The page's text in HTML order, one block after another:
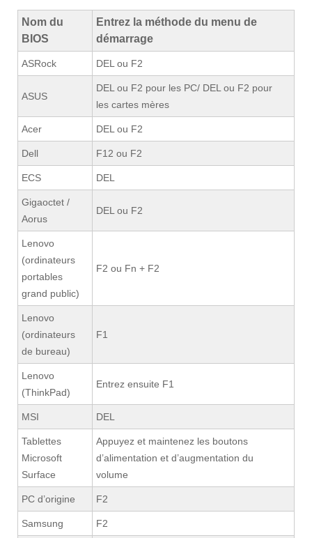
Nom du
BIOS
Entrez la méthode du menu de
démarrage
ASRock DEL ou F2
ASUS
DEL ou F2 pour les PC/ DEL ou F2 pour
les cartes mères
Acer DEL ou F2
Dell F12 ou F2
ECS DEL
Gigaoctet /
Aorus
DEL ou F2
Lenovo
(ordinateurs
portables
grand public)
F2 ou Fn + F2
Lenovo
(ordinateurs
de bureau)
F1
Lenovo
(ThinkPad)
Entrez ensuite F1
MSI DEL
Tablettes
Microsoft
Surface
Appuyez et maintenez les boutons
d’alimentation et d’augmentation du
volume
PC d’origine F2
Samsung F2